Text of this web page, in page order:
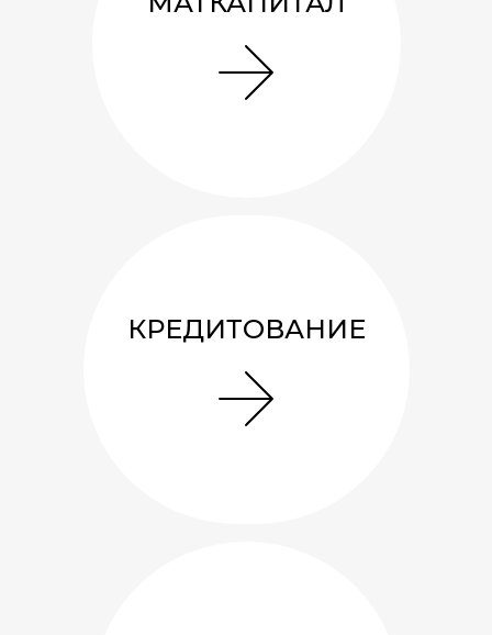
КРЕДИТОВАНИЕ
Беседка 3х3 «Сюрприз»
руб.